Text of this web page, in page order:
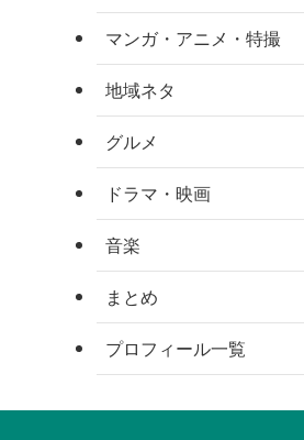
マンガ・アニメ・特撮
地域ネタ
グルメ
ドラマ・映画
音楽
まとめ
プロフィール一覧